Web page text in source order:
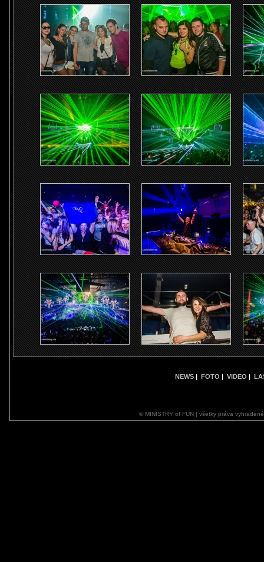
NEWS | FOTO | VIDEO |
© MINISTRY of FUN | všetky práva